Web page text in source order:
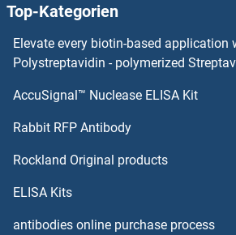
OR14I1 ELISA Kits
OR14C36 ELISA Kits
OR14A16 ELISA Kits
OR1M1 ELISA Kits
Top-Kategorien
Elevate every biotin-based application
Polystreptavidin - polymerized
AccuSignal™ Nuclease ELISA Kit
Rabbit RFP Antibody
Rockland Original products
ELISA Kits
antibodies online purchase process